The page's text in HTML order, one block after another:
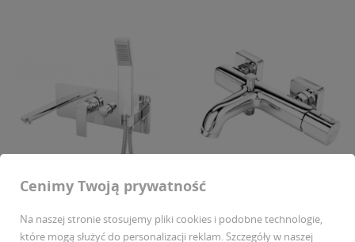
F-DESIGN BATERIA WANNOWA
PODTYNKOWA...
F-DESIGN BATERIA WANNOWA
MEANDRO...
Cenimy Twoją prywatność
Na naszej stronie stosujemy pliki cookies i podobne technologie,
które mogą służyć do personalizacji reklam. Szczegóły w naszej